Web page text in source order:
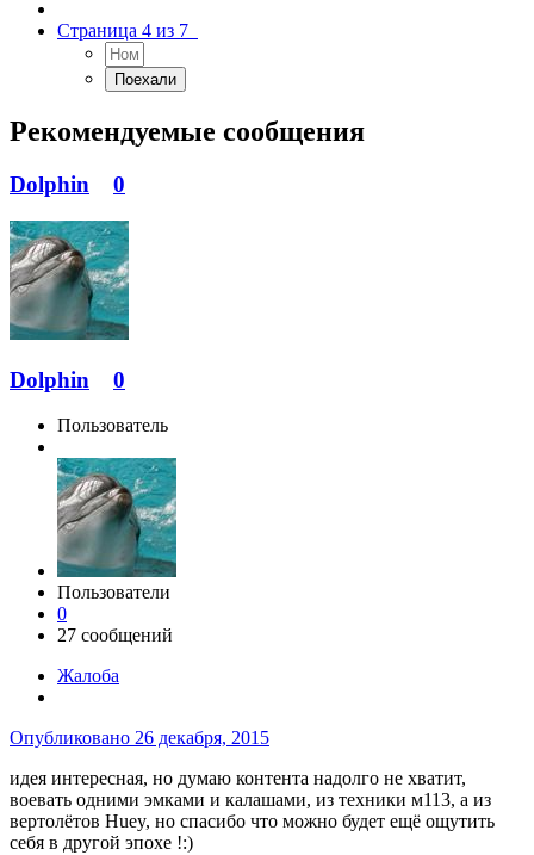
Страница 4 из 7
Рекомендуемые сообщения
Dolphin 0
Dolphin 0
Пользователь
Пользователи
0
27 сообщений
Жалоба
Опубликовано 26 декабря, 2015
идея интересная, но думаю контента надолго не хватит,
воевать одними эмками и калашами, из техники м113, а из
вертолётов Huey, но спасибо что можно будет ещё ощутить
себя в другой эпохе !:)